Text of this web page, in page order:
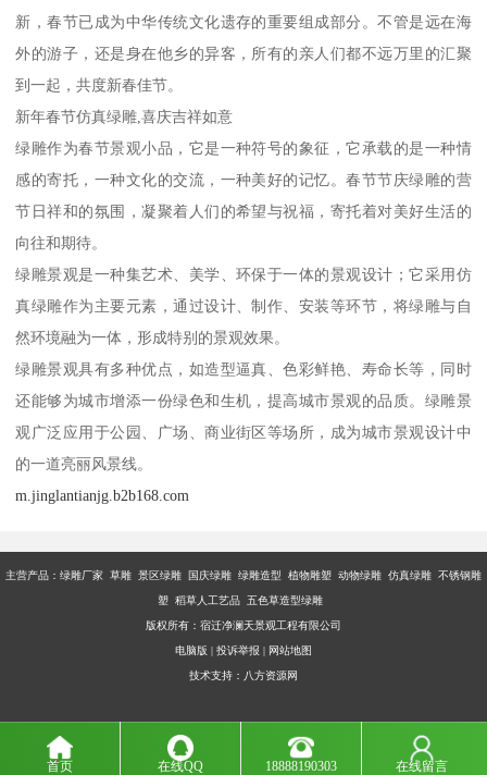
新，春节已成为中华传统文化遗存的重要组成部分。不管是远在海
外的游子，还是身在他乡的异客，所有的亲人们都不远万里的汇聚
到一起，共度新春佳节。
新年春节仿真绿雕,喜庆吉祥如意
绿雕作为春节景观小品，它是一种符号的象征，它承载的是一种情
感的寄托，一种文化的交流，一种美好的记忆。春节节庆绿雕的营
节日祥和的氛围，凝聚着人们的希望与祝福，寄托着对美好生活的
向往和期待。
绿雕景观是一种集艺术、美学、环保于一体的景观设计；它采用仿
真绿雕作为主要元素，通过设计、制作、安装等环节，将绿雕与自
然环境融为一体，形成特别的景观效果。
绿雕景观具有多种优点，如造型逼真、色彩鲜艳、寿命长等，同时
还能够为城市增添一份绿色和生机，提高城市景观的品质。绿雕景
观广泛应用于公园、广场、商业街区等场所，成为城市景观设计中
的一道亮丽风景线。
m.jinglantianjg.b2b168.com
主营产品： 绿雕厂家 草雕 景区绿雕 国庆绿雕 绿雕造型 植物雕塑 动物绿雕 仿真绿雕 不锈钢雕
塑 稻草人工艺品 五色草造型绿雕
版权所有：宿迁净澜天景观工程有限公司
电脑版 | 投诉举报 | 网站地图
技术支持： 八方资源网
首页 在线QQ 18888190303 在线留言